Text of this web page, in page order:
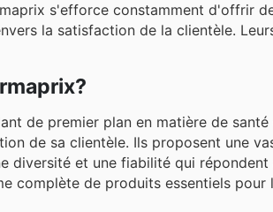
s'efforce constamment d'offrir
la satisfaction de la clientèle.
de premier plan en matière de
de sa clientèle. Ils proposent une
diversité et une fiabilité qui
complète de produits essentiels